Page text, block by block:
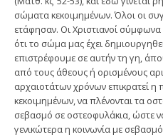
σώματα κεκοιμημένων. Όλοι οι
ετάφησαν. Οι Χριστιανοί
ότι το σώμα μας έχει
επιστρέφουμε σε αυτήν τη γη,
από τους άθεους ή ορισμένους
αρχαιοτάτων χρόνων επικρατεί
κεκοιμημένων, να πλένονται τα
σεβασμό σε οστεοφυλάκια, ώστε
γενικώτερα η κοινωνία με